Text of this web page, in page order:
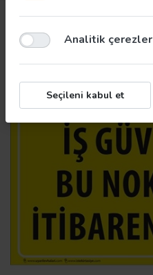
Analitik çerezler
Seçileni kabul et